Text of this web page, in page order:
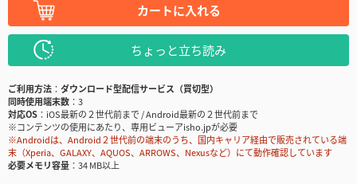
カートに入れる
ちょっと立ち読み
ご利用方法
ダウンロード型配信サービス（買切型）
同時使用端末数
3
対応OS
iOS最新の２世代前まで / Android最新の２世代前まで
※コンテンツの使用にあたり、専用ビューアisho.jpが必要
※Androidは、Android２世代前の端末のうち、国内キャリア経由で販売されている端
末（Xperia、GALAXY、AQUOS、ARROWS、Nexusなど）にて動作確認しています
必要メモリ容量
34 MB以上